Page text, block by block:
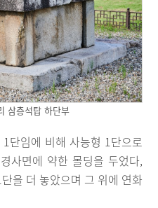
삼층석탑 하단부
단임에 비해 사능형 1단으로
사면에 약한 몰딩을 두었다,
을 더 놓았으며 그 위에 연화